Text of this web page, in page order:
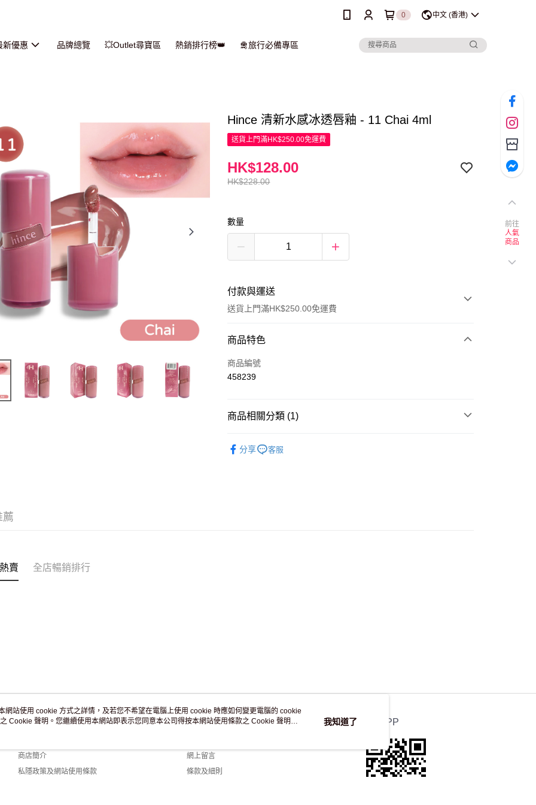
0 中文 (香港)
新優惠 品牌總覽 💥Outlet尋寶區 熱銷排行榜👑 🛅旅行必備專區
Hince 清新水感冰透唇釉 - 11 Chai 4ml
送貨上門滿HK$250.00免運費
HK$228.00
HK$128.00
數量
付款與運送
送貨上門滿HK$250.00免運費
付款方式
信用卡
商品特色
商品編號
458239
商品相關分類 (1)
分享
客服
薦
賣 全店暢銷排行
關於我們
商店簡介
私隱政策及網站使用條款
客戶服務
網上留言
條款及細則
官方APP
前往
人氣
商品
網站使用 cookie 方式之詳情，及若您不希望在電腦上使用 cookie 時應如何變更電腦的 cookie
Cookie 聲明。您繼續使用本網站即表示您同意本公司得按本網站使用條款之 Cookie 聲明使
我知道了